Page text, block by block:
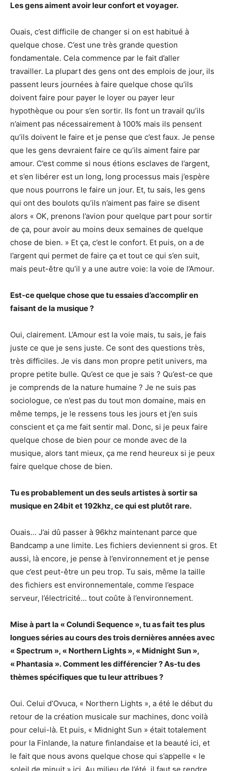
Les gens aiment avoir leur confort et voyager.
Ouais, c’est difficile de changer si on est habitué à
quelque chose. C’est une très grande question
fondamentale. Cela commence par le fait d’aller
travailler. La plupart des gens ont des emplois de jour, ils
passent leurs journées à faire quelque chose qu’ils
doivent faire pour payer le loyer ou payer leur
hypothèque ou pour s’en sortir. Ils font un travail qu’ils
n’aiment pas nécessairement à 100% mais ils pensent
qu’ils doivent le faire et je pense que c’est faux. Je pense
que les gens devraient faire ce qu’ils aiment faire par
amour. C’est comme si nous étions esclaves de l’argent,
et s’en libérer est un long, long processus mais j’espère
que nous pourrons le faire un jour. Et, tu sais, les gens
qui ont des boulots qu’ils n’aiment pas faire se disent
alors « OK, prenons l’avion pour quelque part pour sortir
de ça, pour avoir au moins deux semaines de quelque
chose de bien. » Et ça, c’est le confort. Et puis, on a de
l’argent qui permet de faire ça et tout ce qui s’en suit,
mais peut-être qu’il y a une autre voie: la voie de l’Amour.
Est-ce quelque chose que tu essaies d’accomplir en
faisant de la musique ?
Oui, clairement. L’Amour est la voie mais, tu sais, je fais
juste ce que je sens juste. Ce sont des questions très,
très difficiles. Je vis dans mon propre petit univers, ma
propre petite bulle. Qu’est ce que je sais ? Qu’est-ce que
je comprends de la nature humaine ? Je ne suis pas
sociologue, ce n’est pas du tout mon domaine, mais en
même temps, je le ressens tous les jours et j’en suis
conscient et ça me fait sentir mal. Donc, si je peux faire
quelque chose de bien pour ce monde avec de la
musique, alors tant mieux, ça me rend heureux si je peux
faire quelque chose de bien.
Tu es probablement un des seuls artistes à sortir sa
musique en 24bit et 192khz, ce qui est plutôt rare.
Ouais… J’ai dû passer à 96khz maintenant parce que
Bandcamp a une limite. Les fichiers deviennent si gros. Et
aussi, là encore, je pense à l’environnement et je pense
que c’est peut-être un peu trop. Tu sais, même la taille
des fichiers est environnementale, comme l’espace
serveur, l’électricité… tout coûte à l’environnement.
Mise à part la « Colundi Sequence », tu as fait tes plus
longues séries au cours des trois dernières années avec
« Spectrum », « Northern Lights », « Midnight Sun »,
« Phantasia ». Comment les différencier ? As-tu des
thèmes spécifiques que tu leur attribues ?
Oui. Celui d’Ovuca, « Northern Lights », a été le début du
retour de la création musicale sur machines, donc voilà
pour celui-là. Et puis, « Midnight Sun » était totalement
pour la Finlande, la nature finlandaise et la beauté ici, et
le fait que nous avons quelque chose qui s’appelle « le